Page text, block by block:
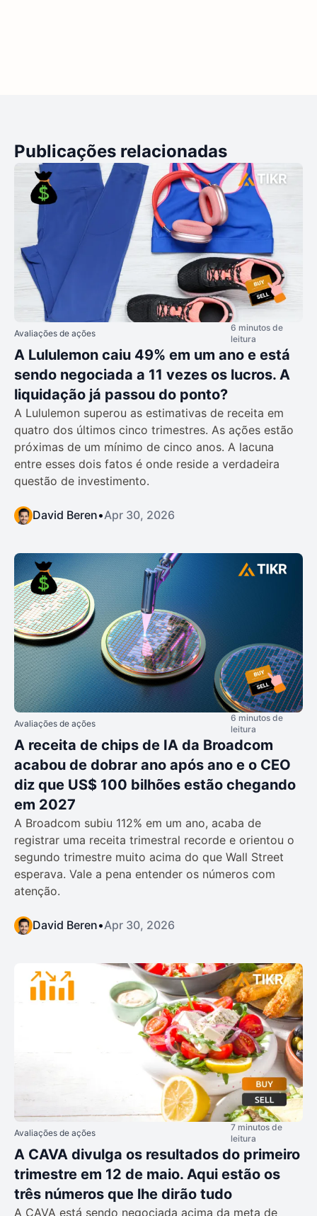
Publicações relacionadas
Avaliações de ações
6 minutos de
leitura
A Lululemon caiu 49% em um ano e está
sendo negociada a 11 vezes os lucros. A
liquidação já passou do ponto?
A Lululemon superou as estimativas de receita em
quatro dos últimos cinco trimestres. As ações estão
próximas de um mínimo de cinco anos. A lacuna
entre esses dois fatos é onde reside a verdadeira
questão de investimento.
David Beren•Apr 30, 2026
Avaliações de ações
6 minutos de
leitura
A receita de chips de IA da Broadcom
acabou de dobrar ano após ano e o CEO
diz que US$ 100 bilhões estão chegando
em 2027
A Broadcom subiu 112% em um ano, acaba de
registrar uma receita trimestral recorde e orientou o
segundo trimestre muito acima do que Wall Street
esperava. Vale a pena entender os números com
atenção.
David Beren•Apr 30, 2026
Avaliações de ações
7 minutos de
leitura
A CAVA divulga os resultados do primeiro
trimestre em 12 de maio. Aqui estão os
três números que lhe dirão tudo
A CAVA está sendo negociada acima da meta de